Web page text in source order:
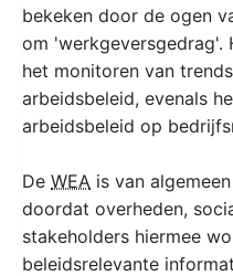
bekeken door de ogen
om 'werkgeversgedrag'.
het monitoren van
arbeidsbeleid, evenals
arbeidsbeleid op
De WEA is van
doordat overheden,
stakeholders hiermee
beleidsrelevante